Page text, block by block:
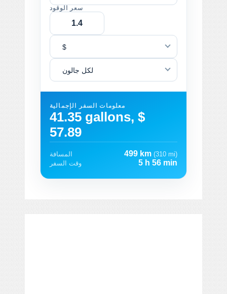
سعر الوقود
$
لكل جالون
معلومات السفر الإجمالية
41.35 gallons, $
57.89
المسافة 499 km (310 mi)
وقت السفر
5 h 56 min